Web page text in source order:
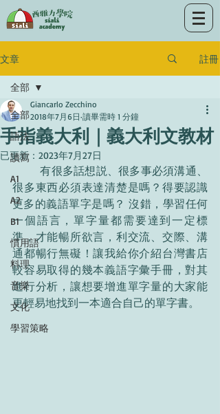
文章 註冊
全部
語法
讀寫
A1
A2
B1
慣用語
料理
音樂
文化
學習策略
全部
手指義大利｜義大利文教材
Giancarlo Zecchino
2018年7月6日 讀畢需時 1 分鐘
已更新： 2023年7月27日
	有很多話想説、很多事必須溝通、
很多東西必須表達清楚是嗎？得要認識
更多的義語單字是嗎？ 沒錯，學習任何
一個語言，單字量都需要達到一定標
準，才能暢所欲言，利交流、交際、溝
通都暢行無礙！讓我給你介紹台灣書店
較容易取得的幾本義語字彙手冊，對其
進行分析，讓想要增進單字量的大家能
更輕易地找到一本適合自己的單字書。